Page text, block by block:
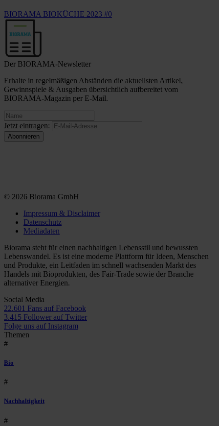
BIORAMA BIOKÜCHE 2023 #0
Der BIORAMA-Newsletter
Erhalte in regelmäßigen Abständen die aktuellsten Artikel,
Gewinnspiele & Ausgaben übersichtlich aufbereitet vom
BIORAMA-Magazin per E-Mail.
Jetzt eintragen:
© 2026 Biorama GmbH
Impressum & Disclaimer
Datenschutz
Mediadaten
Biorama steht für einen nachhaltigen Lebensstil und bewussten
Lebenswandel. Es ist eine moderne Plattform für Ideen, Menschen
und Produkte, ein Leitfaden im schnell wachsenden Markt des
Handels mit Bioprodukten, des Fair-Trade sowie der Branche
alternativer Energien.
Social Media
22.601 Fans auf Facebook
3.415 Follower auf Twitter
Folge uns auf Instagram
Themen
#
Bio
#
Nachhaltigkeit
#